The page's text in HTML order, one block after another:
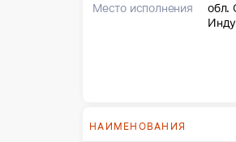
Место исполнения
обл.
НАИМЕНОВАНИЯ